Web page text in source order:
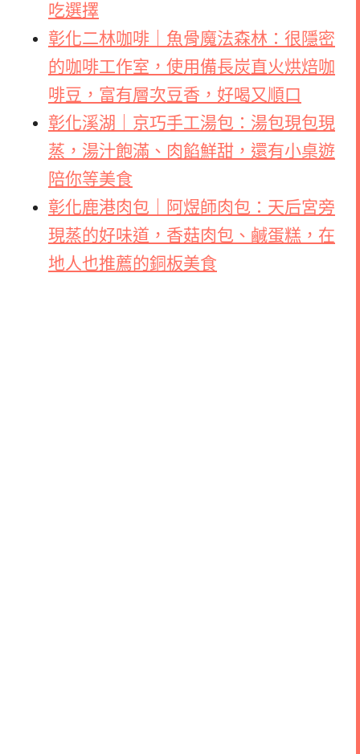
吃選擇
彰化二林咖啡｜魚骨魔法森林：很隱密
的咖啡工作室，使用備長炭直火烘焙咖
啡豆，富有層次豆香，好喝又順口
彰化溪湖｜京巧手工湯包：湯包現包現
蒸，湯汁飽滿、肉餡鮮甜，還有小桌遊
陪你等美食
彰化鹿港肉包｜阿煜師肉包：天后宮旁
現蒸的好味道，香菇肉包、鹹蛋糕，在
地人也推薦的銅板美食